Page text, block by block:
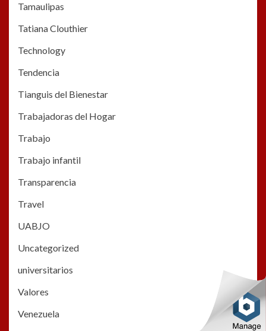
Tamaulipas
Tatiana Clouthier
Technology
Tendencia
Tianguis del Bienestar
Trabajadoras del Hogar
Trabajo
Trabajo infantil
Transparencia
Travel
UABJO
Uncategorized
universitarios
Valores
Venezuela